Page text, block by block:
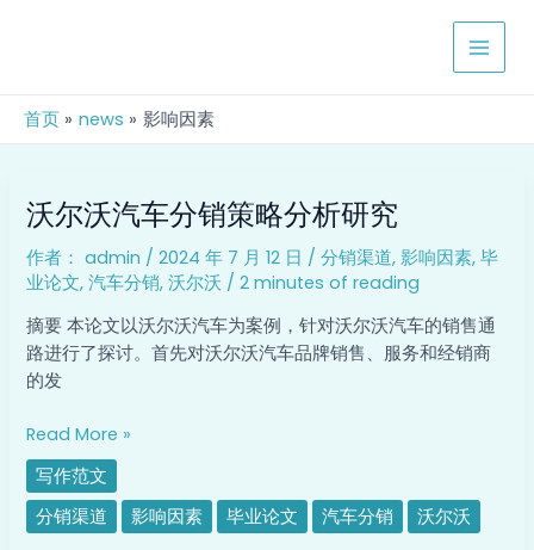
MAIN
首页 news 影响因素
沃尔沃汽车分销策略分析研究
作者： admin /2024 年 7 月 12 日 /分销渠道,影响因素,毕
业论文,汽车分销,沃尔沃 /2 minutes of reading
摘要 本论文以沃尔沃汽车为案例，针对沃尔沃汽车的销售通
路进行了探讨。首先对沃尔沃汽车品牌销售、服务和经销商
的发
尔
沃
汽
车
分
销
策
分
析
研
究
Read More »
写作范文
分销渠道
影响因素 毕业论文 汽车分销 沃尔沃